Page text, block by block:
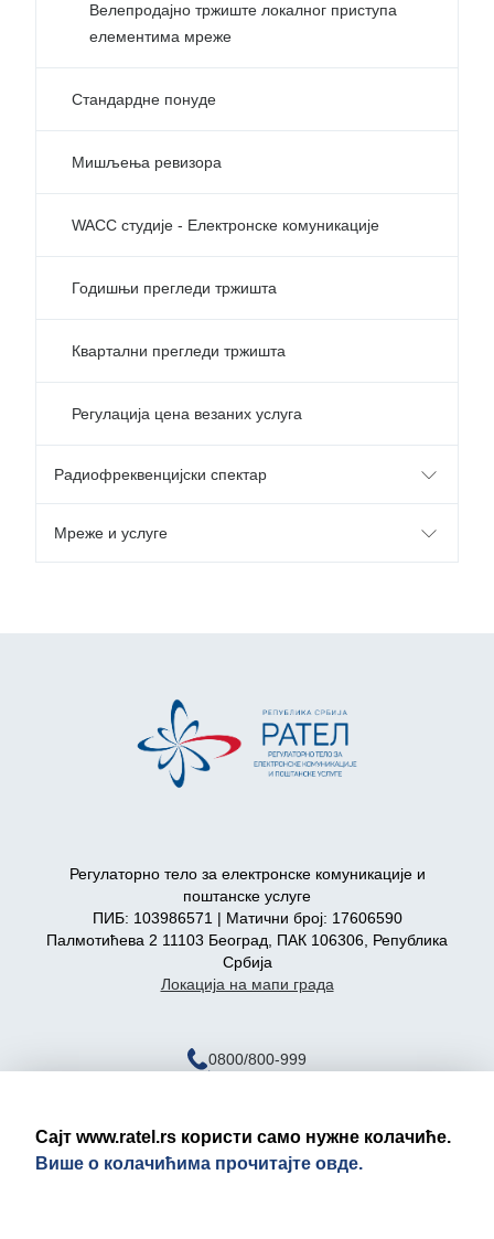
Велепродајно тржиште локалног приступа
елементима мреже
Стандардне понуде
Мишљења ревизора
WACC студије - Електронске комуникације
Годишњи прегледи тржишта
Квартални прегледи тржишта
Регулација цена везаних услуга
Радиофреквенцијски спектар
Мреже и услуге
Регулаторно тело за електронске комуникације и
поштанске услуге
ПИБ: 103986571 | Матични број: 17606590
Палмотићева 2 11103 Београд, ПАК 106306, Република
Србија
Локација на мапи града
0800/800-999
Сајт www.ratel.rs користи само нужне колачиће.
Више о колачићима прочитајте овде.